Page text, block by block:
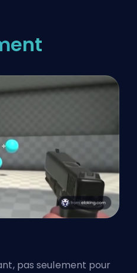
pas seulement pour